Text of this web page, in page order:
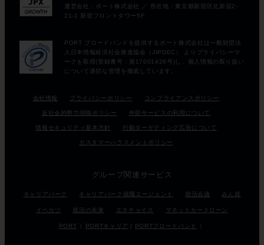
会社情報 プライバシーポリシー コンプライアンスポリシー
反社会的勢力排除ポリシー 外部サービスの利用について
情報セキュリティ基本方針 行動ターゲティング広告について
カスタマーハラスメントポリシー